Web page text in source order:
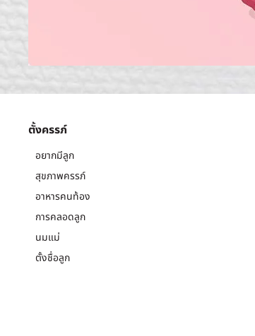
ตั้งครรภ์
อยากมีลูก
สุขภาพครรภ์
อาหารคนท้อง
การคลอดลูก
นมแม่
ตั้งชื่อลูก